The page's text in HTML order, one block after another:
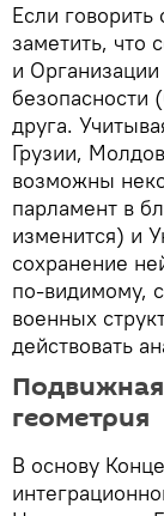
Если
заметить, что
и
безопасности
друга.
Грузии,
возможны
парламент в
изменится) и
сохранение
по-видимому,
военных
действовать
геометрия
В основу